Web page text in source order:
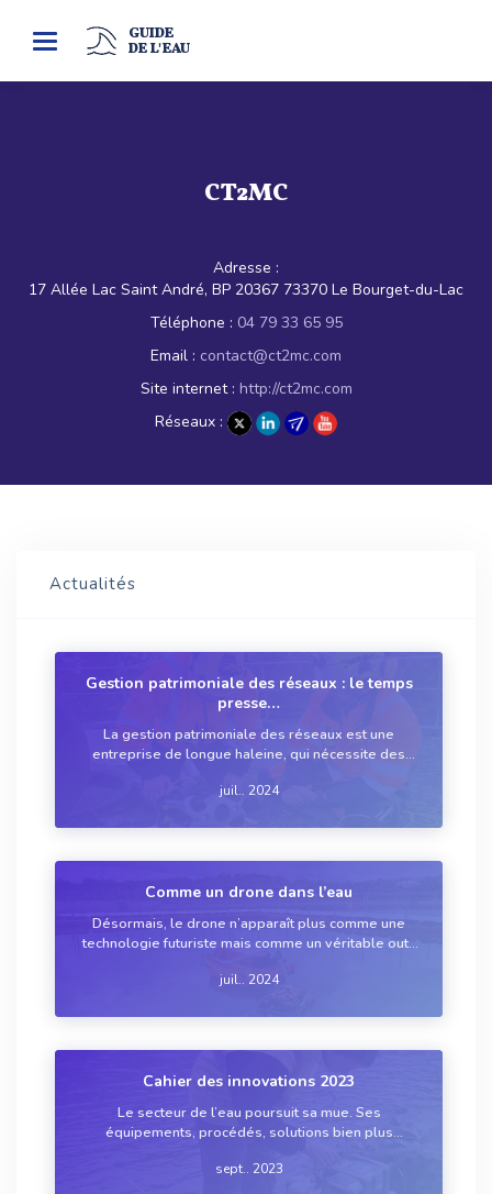
Toggle
GUIDE
DE L'EAU
CT2MC
Adresse :
17 Allée Lac Saint André, BP 20367 73370 Le Bourget-du-Lac
Téléphone : 04 79 33 65 95
Email : contact@ct2mc.com
Site internet : http://ct2mc.com
Réseaux :
Actualités
Gestion patrimoniale des réseaux : le temps
presse…
La gestion patrimoniale des réseaux est une
entreprise de longue haleine, qui nécessite des
les grands acteurs (métropoles, syndicats,
plus...
juil.. 2024
Comme un drone dans l’eau
Désormais, le drone n’apparaît plus comme une
technologie futuriste mais comme un véritable outil
Qu’ils soient aériens, aquatiques ou subaquatiques,
juil.. 2024
Cahier des innovations 2023
Le secteur de l’eau poursuit sa mue. Ses
équipements, procédés, solutions bien plus
doivent plus seulement répondre à des besoins
sept.. 2023